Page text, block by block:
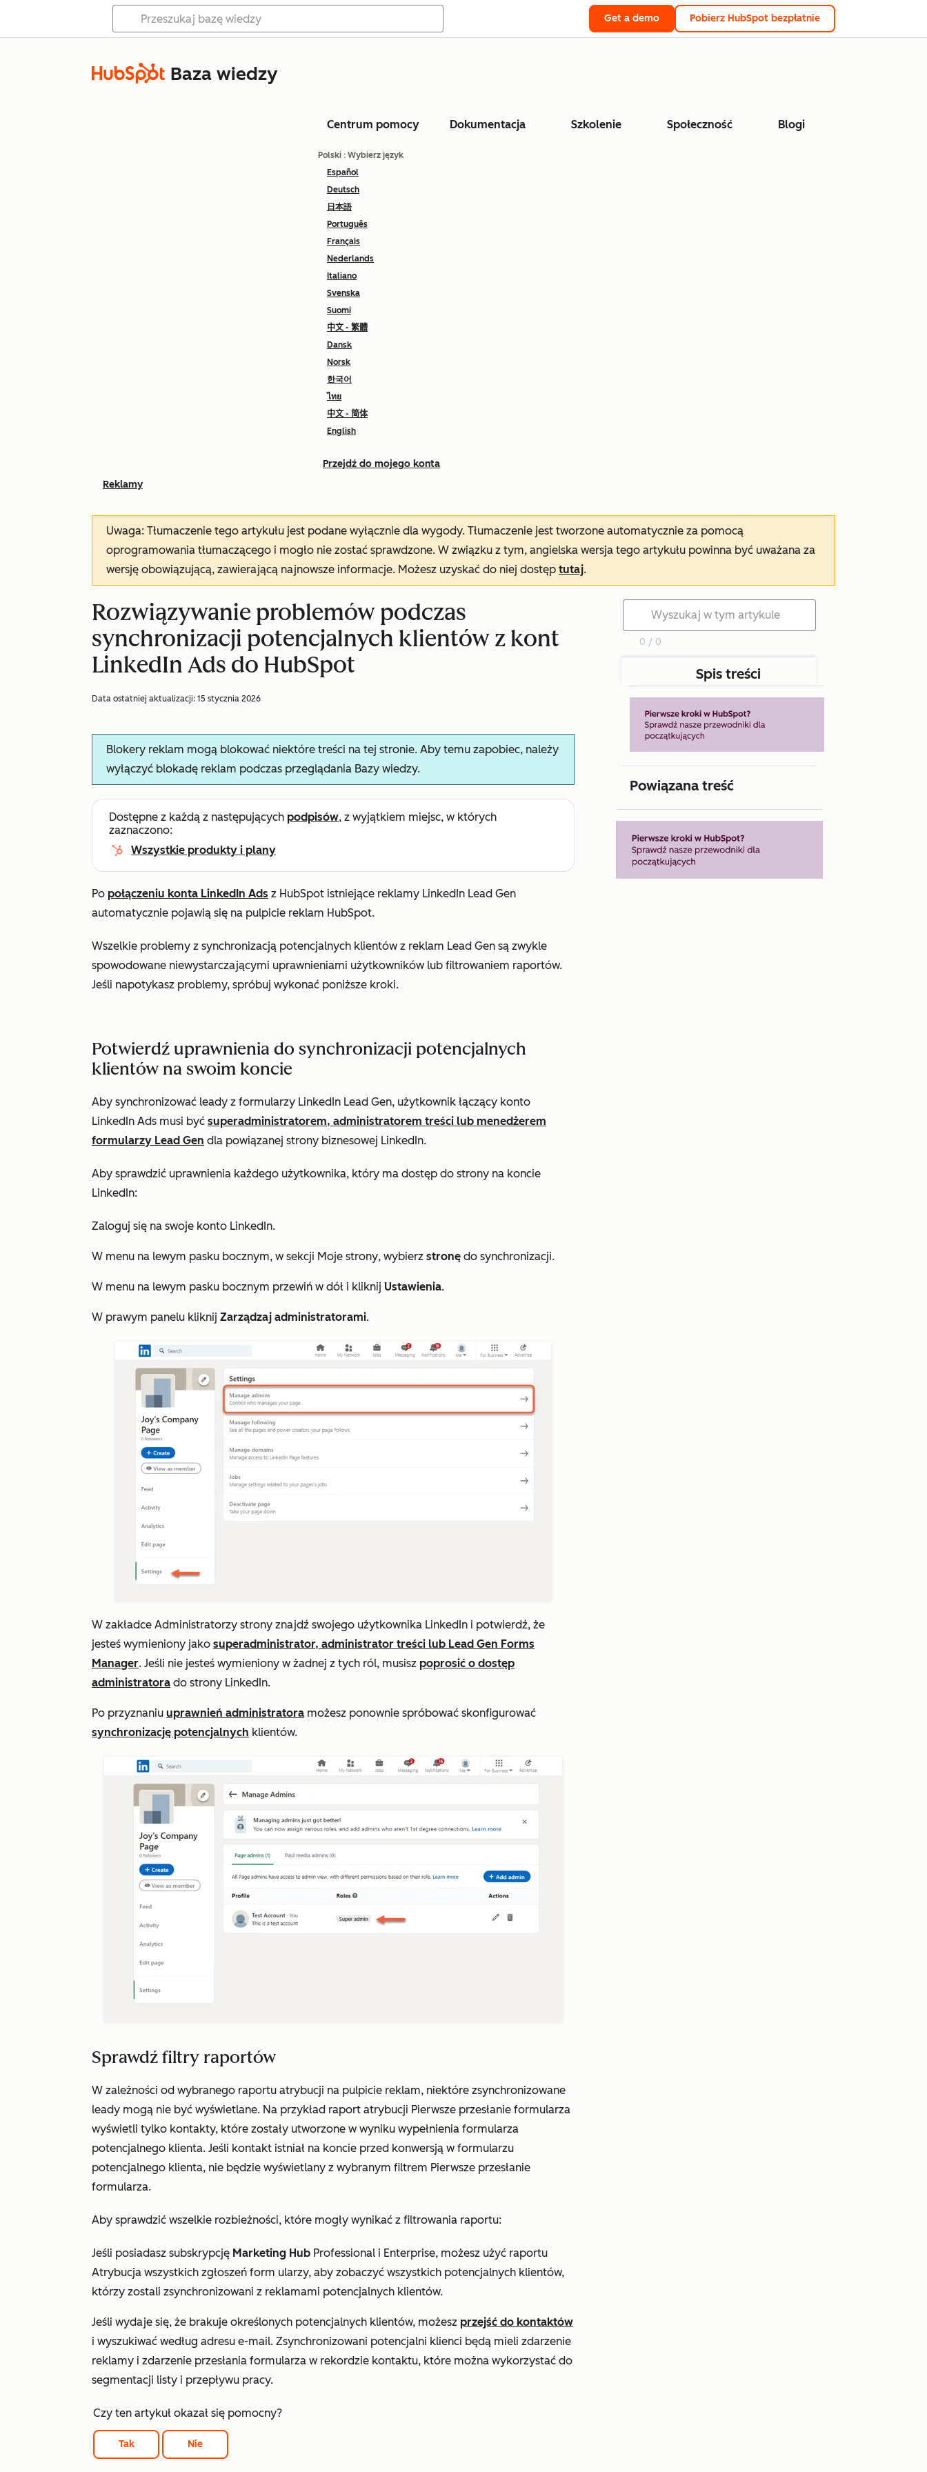
Get a demo Pobierz HubSpot bezpłatnie
Baza wiedzy
Centrum pomocy Dokumentacja Szkolenie Społeczność Blogi
Polski : Wybierz język
Español
Deutsch
日本語
Português
Français
Nederlands
Italiano
Svenska
Suomi
中文 - 繁體
Dansk
Norsk
한국어
ไทย
中文 - 简体
English
Przejdź do mojego konta
Reklamy
Uwaga: Tłumaczenie tego artykułu jest podane wyłącznie dla wygody. Tłumaczenie jest tworzone automatycznie za pomocą
oprogramowania tłumaczącego i mogło nie zostać sprawdzone. W związku z tym, angielska wersja tego artykułu powinna być uważana za
wersję obowiązującą, zawierającą najnowsze informacje. Możesz uzyskać do niej dostęp tutaj.
Rozwiązywanie problemów podczas
synchronizacji potencjalnych klientów z kont
LinkedIn Ads do HubSpot
Data ostatniej aktualizacji: 15 stycznia 2026
Blokery reklam mogą blokować niektóre treści na tej stronie. Aby temu zapobiec, należy
wyłączyć blokadę reklam podczas przeglądania Bazy wiedzy.
Dostępne z każdą z następujących podpisów, z wyjątkiem miejsc, w których
zaznaczono:
Wszystkie produkty i plany
Po połączeniu konta LinkedIn Ads z HubSpot istniejące reklamy LinkedIn Lead Gen
automatycznie pojawią się na pulpicie reklam HubSpot.
Wszelkie problemy z synchronizacją potencjalnych klientów z reklam Lead Gen są zwykle
spowodowane niewystarczającymi uprawnieniami użytkowników lub filtrowaniem raportów.
Jeśli napotykasz problemy, spróbuj wykonać poniższe kroki.
Potwierdź uprawnienia do synchronizacji potencjalnych
klientów na swoim koncie
Aby synchronizować leady z formularzy LinkedIn Lead Gen, użytkownik łączący konto
LinkedIn Ads musi być superadministratorem, administratorem treści lub menedżerem
formularzy Lead Gen dla powiązanej strony biznesowej LinkedIn.
Aby sprawdzić uprawnienia każdego użytkownika, który ma dostęp do strony na koncie
LinkedIn:
Zaloguj się na swoje konto LinkedIn.
W menu na lewym pasku bocznym, w sekcji Moje strony, wybierz stronę do synchronizacji.
W menu na lewym pasku bocznym przewiń w dół i kliknij Ustawienia.
W prawym panelu kliknij Zarządzaj administratorami.
W zakładce Administratorzy strony znajdź swojego użytkownika LinkedIn i potwierdź, że
jesteś wymieniony jako superadministrator, administrator treści lub Lead Gen Forms
Manager. Jeśli nie jesteś wymieniony w żadnej z tych ról, musisz poprosić o dostęp
administratora do strony LinkedIn.
Po przyznaniu uprawnień administratora możesz ponownie spróbować skonfigurować
synchronizację potencjalnych klientów.
Sprawdź filtry raportów
W zależności od wybranego raportu atrybucji na pulpicie reklam, niektóre zsynchronizowane
leady mogą nie być wyświetlane. Na przykład raport atrybucji Pierwsze przesłanie formularza
wyświetli tylko kontakty, które zostały utworzone w wyniku wypełnienia formularza
potencjalnego klienta. Jeśli kontakt istniał na koncie przed konwersją w formularzu
potencjalnego klienta, nie będzie wyświetlany z wybranym filtrem Pierwsze przesłanie
formularza.
Aby sprawdzić wszelkie rozbieżności, które mogły wynikać z filtrowania raportu:
Jeśli posiadasz subskrypcję Marketing Hub Professional i Enterprise, możesz użyć raportu
Atrybucja wszystkich zgłoszeń form ularzy, aby zobaczyć wszystkich potencjalnych klientów,
którzy zostali zsynchronizowani z reklamami potencjalnych klientów.
Jeśli wydaje się, że brakuje określonych potencjalnych klientów, możesz przejść do kontaktów
i wyszukiwać według adresu e-mail. Zsynchronizowani potencjalni klienci będą mieli zdarzenie
reklamy i zdarzenie przesłania formularza w rekordzie kontaktu, które można wykorzystać do
segmentacji listy i przepływu pracy.
Czy ten artykuł okazał się pomocny?
Tak Nie
0 / 0
Spis treści
Powiązana treść